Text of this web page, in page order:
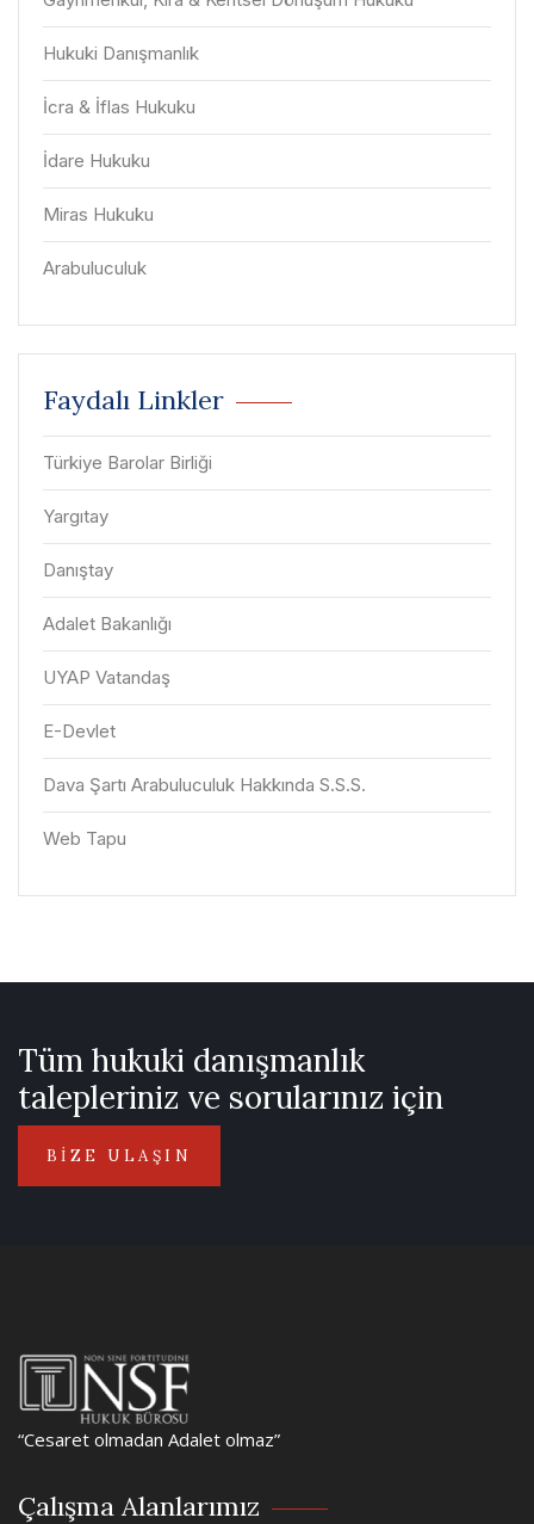
Hukuki Danışmanlık
İcra & İflas Hukuku
İdare Hukuku
Miras Hukuku
Arabuluculuk
Faydalı Linkler
Türkiye Barolar Birliği
Yargıtay
Danıştay
Adalet Bakanlığı
UYAP Vatandaş
E-Devlet
Dava Şartı Arabuluculuk Hakkında S.S.S.
Web Tapu
Tüm hukuki danışmanlık
talepleriniz ve sorularınız için
BİZE ULAŞIN
“Cesaret olmadan Adalet olmaz”
Çalışma Alanlarımız